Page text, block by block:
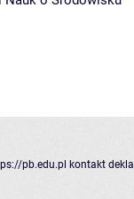
pb.edu.pl kontakt